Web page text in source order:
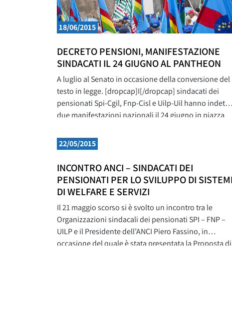
18/06/2015
DECRETO PENSIONI, MANIFESTAZIONE
SINDACATI IL 24 GIUGNO AL PANTHEON
A luglio al Senato in occasione della conversione del
testo in legge. [dropcap]I[/dropcap] sindacati dei
pensionati Spi-Cgil, Fnp-Cisl e Uilp-Uil hanno indetto
due manifestazioni nazionali il 24 giugno in piazza
occasione della conversione in legge del decreto del
governo sulle pensioni. Presidi e manifestazioni
22/05/2015
INCONTRO ANCI – SINDACATI DEI
PENSIONATI PER LO SVILUPPO DI SISTEMI
DI WELFARE E SERVIZI
Il 21 maggio scorso si è svolto un incontro tra le
Organizzazioni sindacali dei pensionati SPI – FNP –
UILP e il Presidente dell’ANCI Piero Fassino, in
occasione del quale è stata presentata la Proposta di